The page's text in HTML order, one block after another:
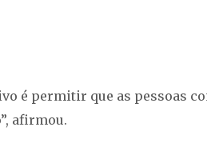
é permitir que as pessoas
afirmou.